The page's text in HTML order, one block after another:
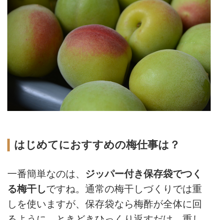
はじめてにおすすめの梅仕事は？
一番簡単なのは、 ジッパー付き保存袋でつく
る梅干しですね。通常の梅干しづくりでは重
しを使いますが、保存袋なら梅酢が全体に回